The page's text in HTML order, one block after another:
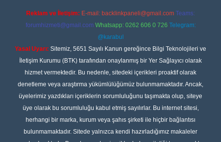
Reklam ve İletişim: E-mail: backlinkpaneli@gmail.com Teams:
forumhizmeti@gmail.com Whatsapp: 0262 606 0 726 Telegram:
@karabul
Yasal Uyarı: Sitemiz, 5651 Sayılı Kanun gereğince Bilgi Teknolojileri ve
İletişim Kurumu (BTK) tarafından onaylanmış bir Yer Sağlayıcı olarak
hizmet vermektedir. Bu nedenle, sitedeki içerikleri proaktif olarak
denetleme veya araştırma yükümlülüğümüz bulunmamaktadır. Ancak,
üyelerimiz yazdıkları içeriklerin sorumluluğunu taşımakta olup, siteye
üye olarak bu sorumluluğu kabul etmiş sayılırlar. Bu internet sitesi,
herhangi bir marka, kurum veya şahıs şirketi ile hiçbir bağlantısı
bulunmamaktadır. Sitede yalnızca kendi hazırladığımız makaleler